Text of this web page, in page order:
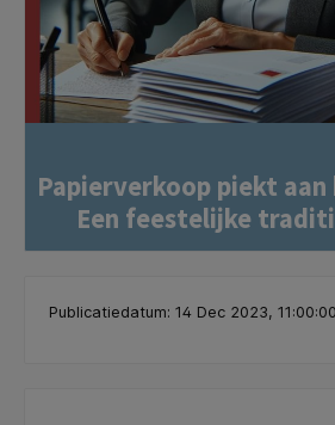
Papierverkoop piekt
Een feestelijke
Publicatiedatum: 14 Dec 2023, 11:00:00